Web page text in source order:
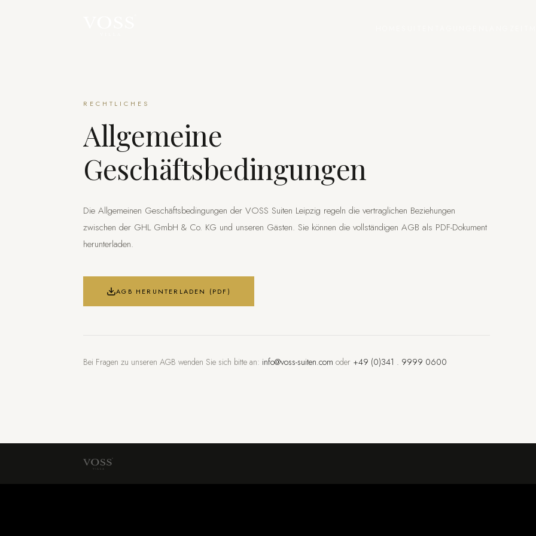
RECHTLICHES
Allgemeine
Geschäftsbedingungen
Die Allgemeinen Geschäftsbedingungen der VOSS Suiten Leipzig regeln die vertraglichen Beziehungen
zwischen der GHL GmbH & Co. KG und unseren Gästen. Sie können die vollständigen AGB als PDF-Dokument
herunterladen.
AGB HERUNTERLADEN (PDF)
Bei Fragen zu unseren AGB wenden Sie sich bitte an: info@voss-suiten.com oder +49 (0)341 . 9999 0600